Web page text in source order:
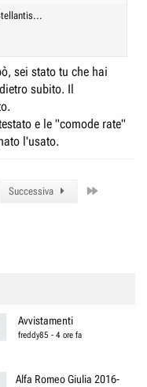
sei stato tu che hai
subito. Il
e le "comode rate"
l'usato.
Successiva
Avvistamenti
freddy85 - 4 ore fa
Alfa Romeo Giulia 2016-